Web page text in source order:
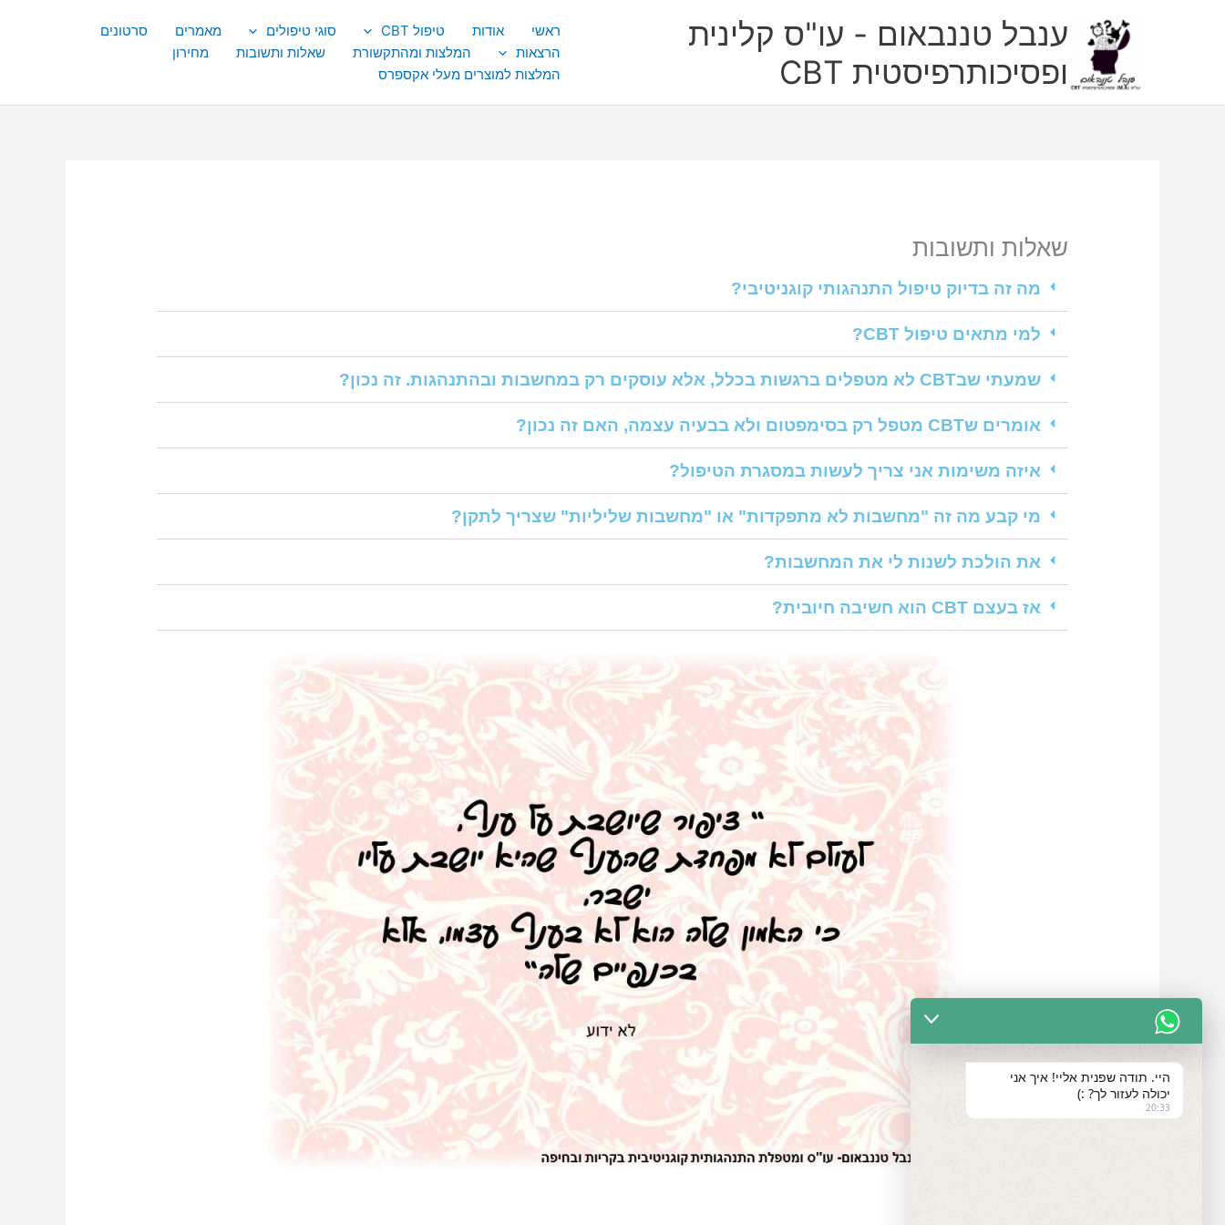
ענבל טננבאום - עו"ס קלינית
ופסיכותרפיסטית CBT
ראשי אודות טיפול CBT סוגי טיפולים מאמרים
סרטונים
הרצאות
המלצות ומהתקשורת שאלות ותשובות
מחירון
המלצות למוצרים מעלי אקספרס
שאלות ותשובות
מה זה בדיוק טיפול התנהגותי קוגניטיבי?
למי מתאים טיפול CBT?
שמעתי שבCBT לא מטפלים ברגשות בכלל, אלא עוסקים רק במחשבות ובהתנהגות. זה נכון?
אומרים שCBT מטפל רק בסימפטום ולא בבעיה עצמה, האם זה נכון?
איזה משימות אני צריך לעשות במסגרת הטיפול?
מי קבע מה זה "מחשבות לא מתפקדות" או "מחשבות שליליות" שצריך לתקן?
את הולכת לשנות לי את המחשבות?
אז בעצם CBT הוא חשיבה חיובית?
היי. תודה שפנית אליי! איך אני
יכולה לעזור לך? :)
20:33